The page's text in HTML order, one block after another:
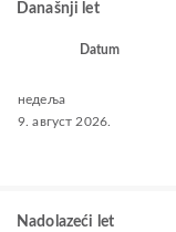
Današnji let
Datum
недеља
9. август 2026.
Nadolazeći let